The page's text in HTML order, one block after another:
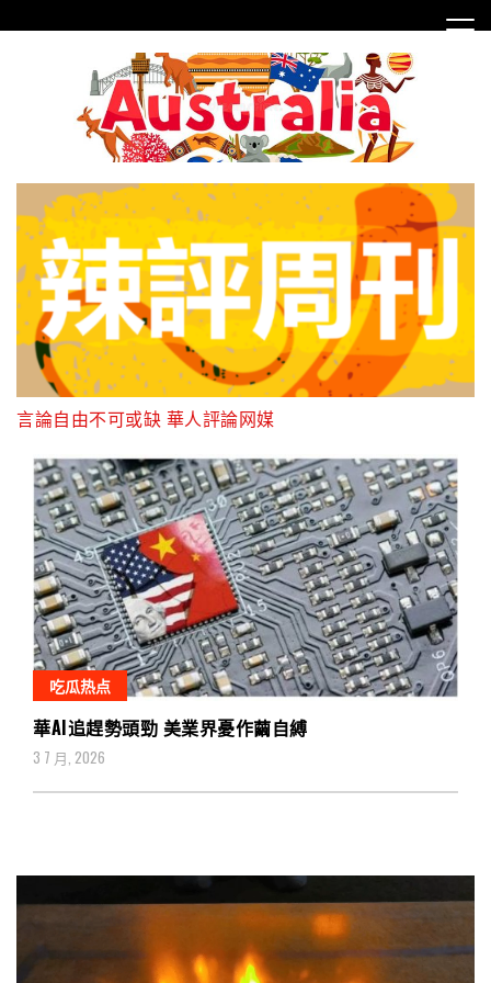
to
言論自由不可或缺 華人評論网媒
吃瓜热点
華AI追趕勢頭勁 美業界憂作繭自縛
3 7 月, 2026